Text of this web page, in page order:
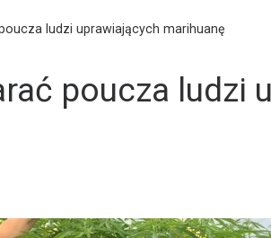
ludzi uprawiających marihuanę
poucza ludzi